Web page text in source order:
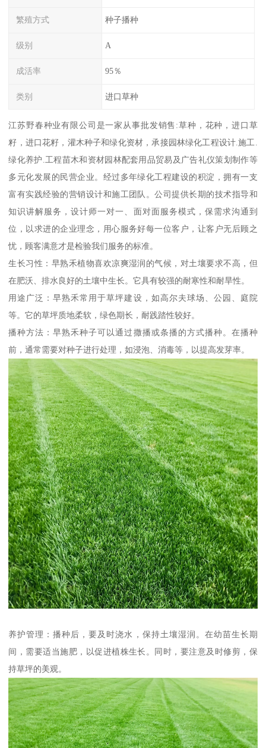
繁殖方式 种子播种
级别 A
成活率 95％
类别 进口草种
江苏野春种业有限公司是一家从事批发销售:草种，花种，进口草
籽，进口花籽，灌木种子和绿化资材，承接园林绿化工程设计.施工.
绿化养护.工程苗木和资材园林配套用品贸易及广告礼仪策划制作等
多元化发展的民营企业。经过多年绿化工程建设的积淀，拥有一支
富有实践经验的营销设计和施工团队。公司提供长期的技术指导和
知识讲解服务，设计师一对一、面对面服务模式，保需求沟通到
位，以求进的企业理念，用心服务好每一位客户，让客户无后顾之
忧，顾客满意才是检验我们服务的标准。
生长习性：早熟禾植物喜欢凉爽湿润的气候，对土壤要求不高，但
在肥沃、排水良好的土壤中生长。它具有较强的耐寒性和耐旱性。
用途广泛：早熟禾常用于草坪建设，如高尔夫球场、公园、庭院
等。它的草坪质地柔软，绿色期长，耐践踏性较好。
播种方法：早熟禾种子可以通过撒播或条播的方式播种。在播种
前，通常需要对种子进行处理，如浸泡、消毒等，以提高发芽率。
养护管理：播种后，要及时浇水，保持土壤湿润。在幼苗生长期
间，需要适当施肥，以促进植株生长。同时，要注意及时修剪，保
持草坪的美观。